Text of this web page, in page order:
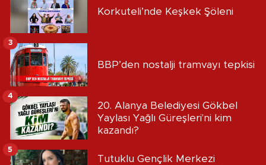
Korkuteli’nde Keşkek Şöleni
BBP’den nostalji tramvayı tepkisi
3
20. Alanya Belediyesi Gökbel
Yaylası Yağlı Güreşleri'ni kim
kazandı?
4
Tutuklu Gençlik Merkezi
5